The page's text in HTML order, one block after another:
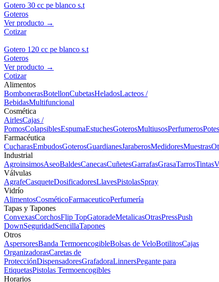
Gotero 30 cc pe blanco s.t
Goteros
Ver producto →
Cotizar
Gotero 120 cc pe blanco s.t
Goteros
Ver producto →
Cotizar
Alimentos
BombonerasBotellonCubetasHeladosLacteos /
BebidasMultifuncional
Cosmética
AirlesCajas /
PomosColapsiblesEspumaEstuchesGoterosMultiusosPerfumerosPotes
Farmacéutica
CucharasEmbudosGoterosGuardianesJaraberosMedidoresMuestras
Industrial
AgroinsimosAseoBaldesCanecasCuñetesGarrafasGrasaTarrosTintas
Válvulas
AgrafeCasqueteDosificadoresLlavesPistolasSpray
Vidrío
AlimentosCosméticoFarmaceuticoPerfumería
Tapas y Tapones
ConvexasCorchosFlip TopGatoradeMetalicasOtrasPressPush
DownSeguridadSencillaTapones
Otros
AspersoresBanda TermoencogibleBolsas de VeloBotilitosCajas
OrganizadorasCaretas de
ProtecciónDispensadoresGrafadoraLinnersPegante para
EtiquetasPistolas Termoencogibles
Horarios